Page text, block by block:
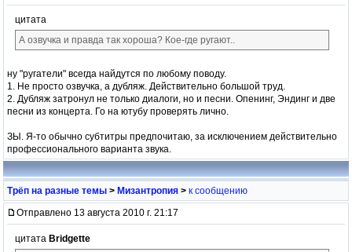
цитата
А озвучка и правда так хороша? Кое-где ругают..
ну "ругатели" всегда найдутся по любому поводу.
1. Не просто озвучка, а дубляж. Действительно большой труд.
2. Дубляж затронул не только диалоги, но и песни. Опенинг, Эндинг и две
песни из концерта. Го на ютубу проверять лично.
ЗЫ. Я-то обычно субтитры предпочитаю, за исключением действительно
профессионального варианта звука.
Трёп на разные темы > Мизантропия > к сообщению
Отправлено 13 августа 2010 г. 21:17
цитата Bridgette